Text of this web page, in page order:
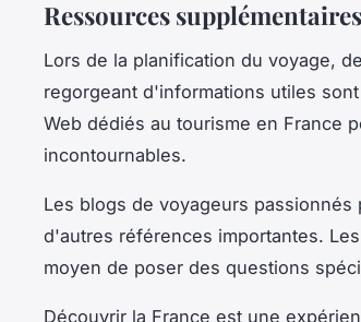
Ressources supplémentaires
Lors de la planification du voyage,
regorgeant d'informations utiles
Web dédiés au tourisme en France
incontournables.
Les blogs de voyageurs
d'autres références importantes.
moyen de poser des questions
Découvrir la France est une